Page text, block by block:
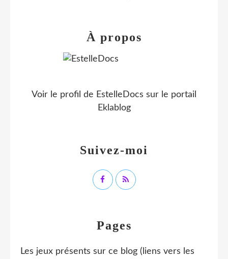
Pages
Les jeux présents sur ce blog (liens vers les
Suivez-moi
À propos
Voir le profil de EstelleDocs sur le portail
Eklablog